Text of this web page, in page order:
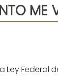
ME
Federal